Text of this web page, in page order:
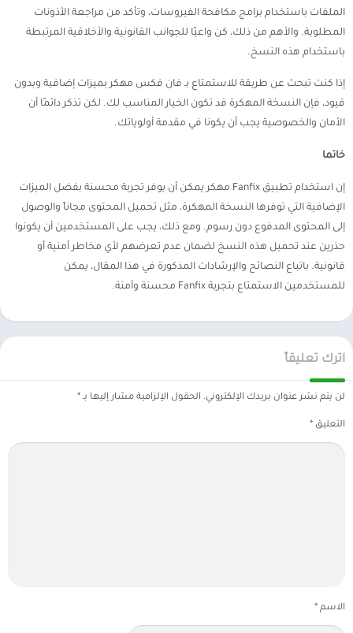
الملفات باستخدام برامج مكافحة الفيروسات، وتأكد من مراجعة الأذونات
المطلوبة. والأهم من ذلك، كن واعيًا للجوانب القانونية والأخلاقية المرتبطة
باستخدام هذه النسخ.
إذا كنت تبحث عن طريقة للاستمتاع بـ فان فكس مهكر بميزات إضافية وبدون
قيود، فإن النسخة المهكرة قد تكون الخيار المناسب لك. لكن تذكر دائمًا أن
الأمان والخصوصية يجب أن يكونا في مقدمة أولوياتك.
خاتما
إن استخدام تطبيق Fanfix مهكر يمكن أن يوفر تجربة محسنة بفضل الميزات
الإضافية التي توفرها النسخة المهكرة، مثل تحميل المحتوى مجاناً والوصول
إلى المحتوى المدفوع دون رسوم. ومع ذلك، يجب على المستخدمين أن يكونوا
حذرين عند تحميل هذه النسخ لضمان عدم تعرضهم لأي مخاطر أمنية أو
قانونية. باتباع النصائح والإرشادات المذكورة في هذا المقال، يمكن
للمستخدمين الاستمتاع بتجربة Fanfix محسنة وآمنة.
اترك تعليقاً
لن يتم نشر عنوان بريدك الإلكتروني. الحقول الإلزامية مشار إليها بـ *
التعليق *
الاسم *